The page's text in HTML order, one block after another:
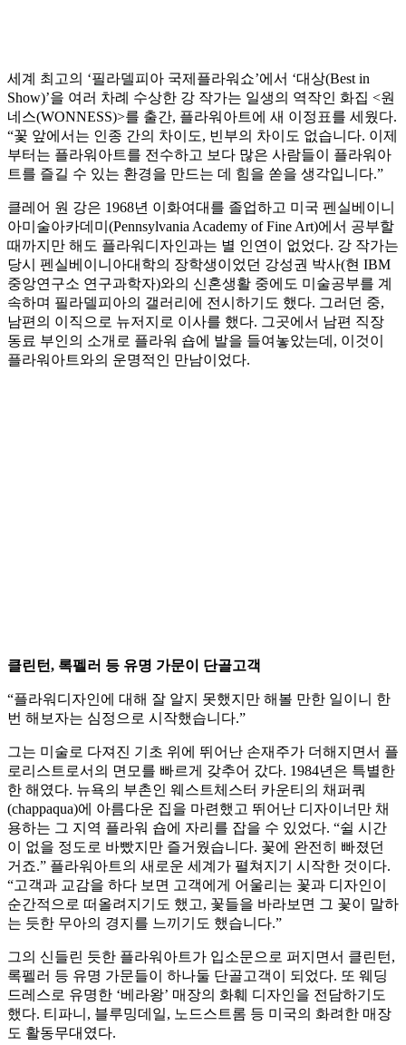
세계 최고의 ‘필라델피아 국제플라워쇼’에서 ‘대상(Best in
Show)’을 여러 차례 수상한 강 작가는 일생의 역작인 화집 <원
네스(WONNESS)>를 출간, 플라워아트에 새 이정표를 세웠다.
“꽃 앞에서는 인종 간의 차이도, 빈부의 차이도 없습니다. 이제
부터는 플라워아트를 전수하고 보다 많은 사람들이 플라워아
트를 즐길 수 있는 환경을 만드는 데 힘을 쏟을 생각입니다.”
클레어 원 강은 1968년 이화여대를 졸업하고 미국 펜실베이니
아미술아카데미(Pennsylvania Academy of Fine Art)에서 공부할
때까지만 해도 플라워디자인과는 별 인연이 없었다. 강 작가는
당시 펜실베이니아대학의 장학생이었던 강성권 박사(현 IBM
중앙연구소 연구과학자)와의 신혼생활 중에도 미술공부를 계
속하며 필라델피아의 갤러리에 전시하기도 했다. 그러던 중,
남편의 이직으로 뉴저지로 이사를 했다. 그곳에서 남편 직장
동료 부인의 소개로 플라워 숍에 발을 들여놓았는데, 이것이
플라워아트와의 운명적인 만남이었다.
클린턴, 록펠러 등 유명 가문이 단골고객
“플라워디자인에 대해 잘 알지 못했지만 해볼 만한 일이니 한
번 해보자는 심정으로 시작했습니다.”
그는 미술로 다져진 기초 위에 뛰어난 손재주가 더해지면서 플
로리스트로서의 면모를 빠르게 갖추어 갔다. 1984년은 특별한
한 해였다. 뉴욕의 부촌인 웨스트체스터 카운티의 채퍼쿼
(chappaqua)에 아름다운 집을 마련했고 뛰어난 디자이너만 채
용하는 그 지역 플라워 숍에 자리를 잡을 수 있었다. “쉴 시간
이 없을 정도로 바빴지만 즐거웠습니다. 꽃에 완전히 빠졌던
거죠.” 플라워아트의 새로운 세계가 펼쳐지기 시작한 것이다.
“고객과 교감을 하다 보면 고객에게 어울리는 꽃과 디자인이
순간적으로 떠올려지기도 했고, 꽃들을 바라보면 그 꽃이 말하
는 듯한 무아의 경지를 느끼기도 했습니다.”
그의 신들린 듯한 플라워아트가 입소문으로 퍼지면서 클린턴,
록펠러 등 유명 가문들이 하나둘 단골고객이 되었다. 또 웨딩
드레스로 유명한 ‘베라왕’ 매장의 화훼 디자인을 전담하기도
했다. 티파니, 블루밍데일, 노드스트롬 등 미국의 화려한 매장
도 활동무대였다.